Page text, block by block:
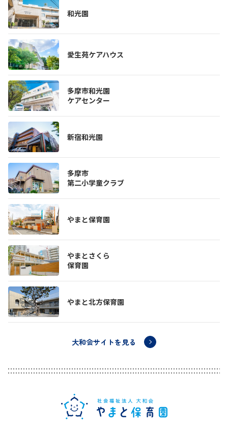
和光園
愛生苑ケアハウス
多摩市和光園
ケアセンター
新宿和光園
多摩市
第二小学童クラブ
やまと保育園
やまとさくら
保育園
やまと北方保育園
大和会サイトを見る